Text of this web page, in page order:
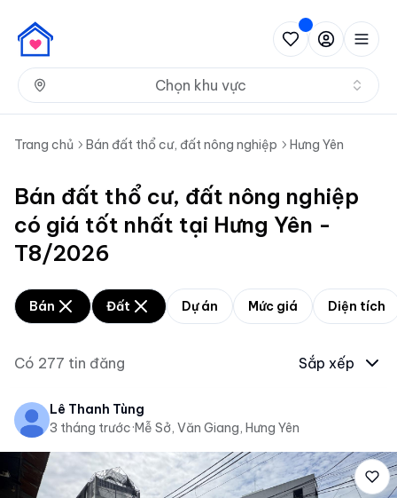
Chọn khu vực
Trang chủ Bán đất thổ cư, đất nông nghiệp Hưng Yên
Bán đất thổ cư, đất nông nghiệp
có giá tốt nhất tại Hưng Yên -
T8/2026
Bán Đất Dự án Mức giá Diện tích
Có 277 tin đăng Sắp xếp
Lê Thanh Tùng
3 tháng trước·Mễ Sở, Văn Giang, Hưng Yên